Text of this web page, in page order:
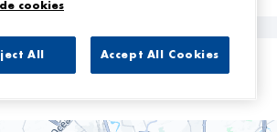
à Rouillon
cookies
All Accept All Cookies